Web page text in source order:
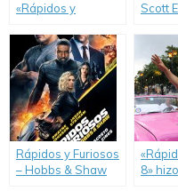
«Rápidos y
Scott
Rápidos y Furiosos
– Hobbs & Shaw
8»